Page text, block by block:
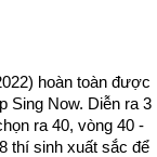
hoàn toàn được
Sing Now. Diễn ra 3
ra 40, vòng 40 -
thí sinh xuất sắc để